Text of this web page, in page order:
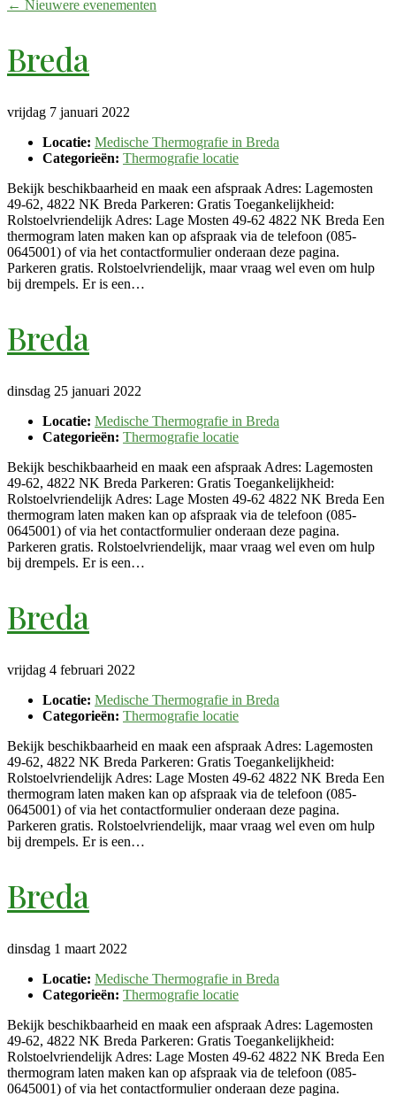
← Nieuwere evenementen
Breda
vrijdag 7 januari 2022
Locatie: Medische Thermografie in Breda
Categorieën: Thermografie locatie
Bekijk beschikbaarheid en maak een afspraak Adres: Lagemosten
49-62, 4822 NK Breda Parkeren: Gratis Toegankelijkheid:
Rolstoelvriendelijk Adres: Lage Mosten 49-62 4822 NK Breda Een
thermogram laten maken kan op afspraak via de telefoon (085-
0645001) of via het contactformulier onderaan deze pagina.
Parkeren gratis. Rolstoelvriendelijk, maar vraag wel even om hulp
bij drempels. Er is een…
Breda
dinsdag 25 januari 2022
Locatie: Medische Thermografie in Breda
Categorieën: Thermografie locatie
Bekijk beschikbaarheid en maak een afspraak Adres: Lagemosten
49-62, 4822 NK Breda Parkeren: Gratis Toegankelijkheid:
Rolstoelvriendelijk Adres: Lage Mosten 49-62 4822 NK Breda Een
thermogram laten maken kan op afspraak via de telefoon (085-
0645001) of via het contactformulier onderaan deze pagina.
Parkeren gratis. Rolstoelvriendelijk, maar vraag wel even om hulp
bij drempels. Er is een…
Breda
vrijdag 4 februari 2022
Locatie: Medische Thermografie in Breda
Categorieën: Thermografie locatie
Bekijk beschikbaarheid en maak een afspraak Adres: Lagemosten
49-62, 4822 NK Breda Parkeren: Gratis Toegankelijkheid:
Rolstoelvriendelijk Adres: Lage Mosten 49-62 4822 NK Breda Een
thermogram laten maken kan op afspraak via de telefoon (085-
0645001) of via het contactformulier onderaan deze pagina.
Parkeren gratis. Rolstoelvriendelijk, maar vraag wel even om hulp
bij drempels. Er is een…
Breda
dinsdag 1 maart 2022
Locatie: Medische Thermografie in Breda
Categorieën: Thermografie locatie
Bekijk beschikbaarheid en maak een afspraak Adres: Lagemosten
49-62, 4822 NK Breda Parkeren: Gratis Toegankelijkheid:
Rolstoelvriendelijk Adres: Lage Mosten 49-62 4822 NK Breda Een
thermogram laten maken kan op afspraak via de telefoon (085-
0645001) of via het contactformulier onderaan deze pagina.